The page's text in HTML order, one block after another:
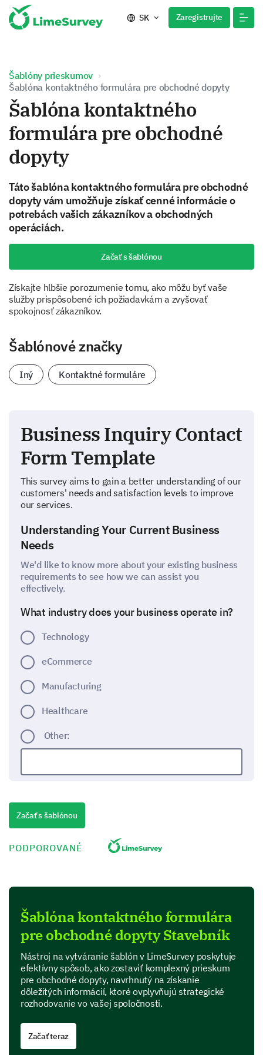
SK Zaregistrujte
Šablóny prieskumov
Šablóna kontaktného formulára pre obchodné dopyty
Šablóna kontaktného
formulára pre obchodné
dopyty
Táto šablóna kontaktného formulára pre obchodné
dopyty vám umožňuje získať cenné informácie o
potrebách vašich zákazníkov a obchodných
operáciách.
Začať s šablónou
Získajte hlbšie porozumenie tomu, ako môžu byť vaše
služby prispôsobené ich požiadavkám a zvyšovať
spokojnosť zákazníkov.
Šablónové značky
Iný Kontaktné formuláre
Business Inquiry Contact
Form Template
This survey aims to gain a better understanding of our
customers' needs and satisfaction levels to improve
our services.
Understanding Your Current Business
Needs
We'd like to know more about your existing business
requirements to see how we can assist you
effectively.
What industry does your business operate in?
Technology
eCommerce
Manufacturing
Healthcare
Other:
Roughly, how many employees work in your
company?
performance?
- 1 - Poor
- 2 - Below Average
- 3 - Average
- 4 - Above Average
- 5 - Excellent
1 2 3 4 5
What are your business' main goals for the next
quarter?
Začať s šablónou
PODPOROVANÉ
Šablóna kontaktného formulára
pre obchodné dopyty Stavebník
Nástroj na vytváranie šablón v LimeSurvey poskytuje
efektívny spôsob, ako zostaviť komplexný prieskum
pre obchodné dopyty, navrhnutý na získanie
dôležitých informácií, ktoré ovplyvňujú strategické
rozhodovanie vo vašej spoločnosti.
Začať teraz